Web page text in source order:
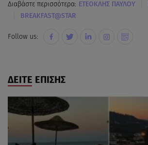
Διαβάστε περισσότερα: ΕΤΕΟΚΛΗΣ ΠΑΥΛΟΥ
BREAKFAST@STAR
Follow us:
ΔΕΙΤΕ ΕΠΙΣΗΣ